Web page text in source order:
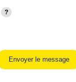
Envoyer le message